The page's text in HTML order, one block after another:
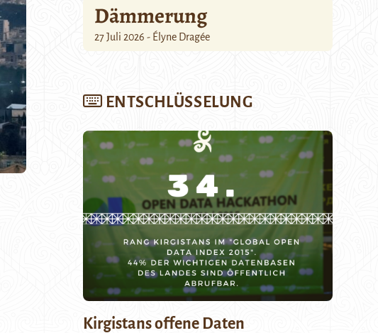
Dämmerung
27 Juli 2026 - Élyne Dragée
ENTSCHLÜSSELUNG
Kirgistans offene Daten